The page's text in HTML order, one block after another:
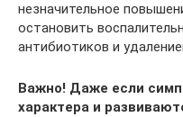
незначительное
остановить
антибиотиков и
Важно! Даже если
характера и